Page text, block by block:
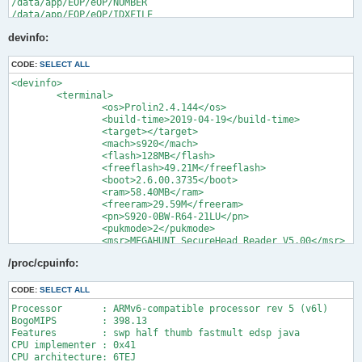
prolin_debug_level=0
bootargs=console=/dev/null CONSOLE=ttyAMA2,115200
bootver=2.6.00.3735
devinfo:
CODE: SELECT ALL
<devinfo>
		<battery_level>100</battery_level>
	<application>
		<app id="EOP" >
			<appname>eOP</appname>
			<bin>eop2003.exe</bin>
			<version>2.0.03</version>
			<vender>Monet+</vender>
/proc/cpuinfo:
CODE: SELECT ALL
Processor	: ARMv6-compatible processor rev 5 (v6l)
BogoMIPS	: 398.13
Features	: swp half thumb fastmult edsp java
CPU implementer	: 0x41
CPU architecture: 6TEJ